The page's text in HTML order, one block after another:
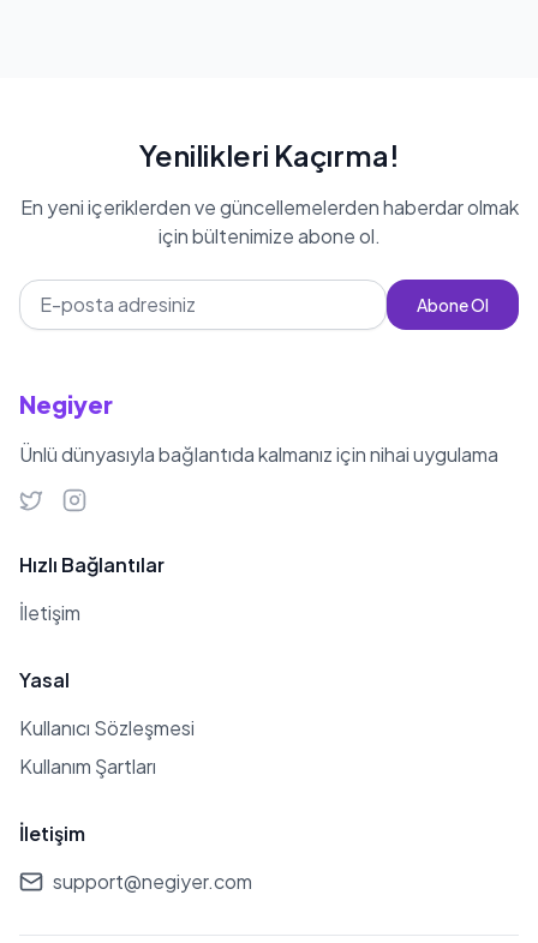
Yenilikleri Kaçırma!
En yeni içeriklerden ve güncellemelerden haberdar olmak
için bültenimize abone ol.
Abone Ol
Negiyer
Ünlü dünyasıyla bağlantıda kalmanız için nihai uygulama
Hızlı Bağlantılar
İletişim
Yasal
Kullanıcı Sözleşmesi
Kullanım Şartları
İletişim
support@negiyer.com